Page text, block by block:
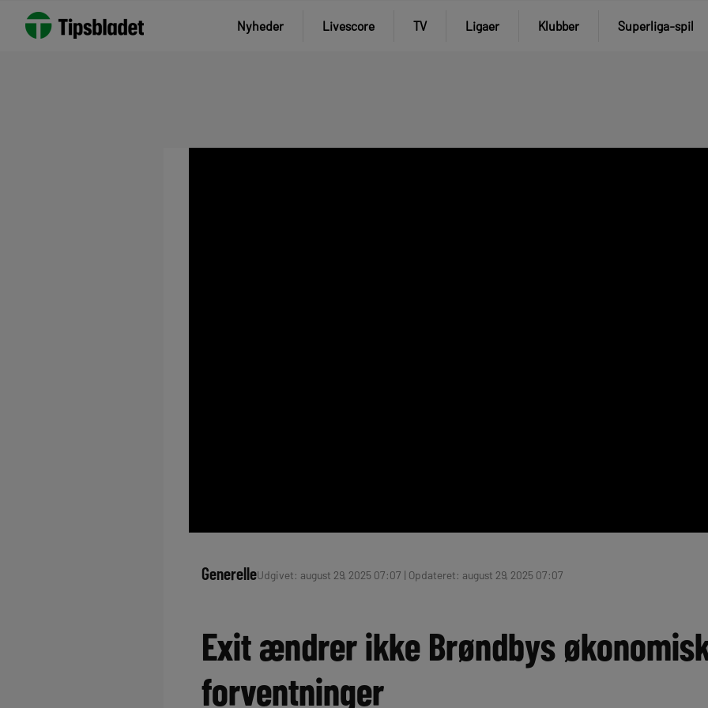
Nyheder Livescore TV Ligaer Klubber Superliga-spil
GenerelleUdgivet: august 29, 2025 07:07 | Opdateret: august 29, 2025 07:07
Exit ændrer ikke Brøndbys
forventninger